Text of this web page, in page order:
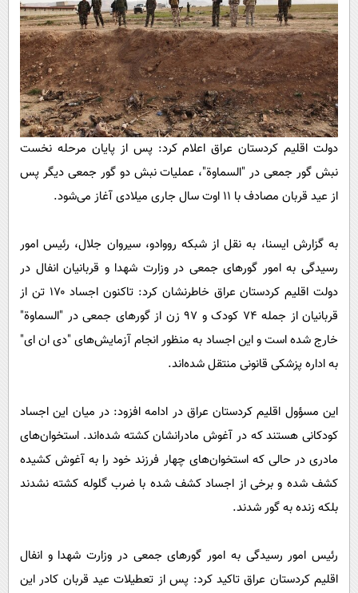
سرگرمی
فناوری
گوناگون
حوادث
محیط زیست
سلامت
اجتماعی
حیات وحش
سیاست خارجی
پیامک
روانشناسی
آشپزی
دانلود
دولت اقلیم کردستان عراق اعلام کرد: پس از پایان مرحله نخست
نبش گور جمعی در "السماوة"، عملیات نبش دو گور جمعی دیگر پس
از عید قربان مصادف با ۱۱ اوت سال جاری میلادی آغاز می‌شود.
به گزارش ایسنا، به نقل از شبکه رووادو، سیروان جلال، رئیس امور
رسیدگی به امور گور‌های جمعی در وزارت شهدا و قربانیان انفال در
دولت اقلیم کردستان عراق خاطرنشان کرد: تاکنون اجساد ۱۷۰ تن از
قربانیان از جمله ۷۴ کودک و ۹۷ زن از گور‌های جمعی در "السماوة"
خارج شده است و این اجساد به منظور انجام آزمایش‌های "دی ان ای"
به اداره پزشکی قانونی منتقل شده‌اند.
این مسؤول اقلیم کردستان عراق در ادامه افزود: در میان این اجساد
کودکانی هستند که در آغوش مادرانشان کشته شده‌اند. استخوان‌های
مادری در حالی که استخوان‌های چهار فرزند خود را به آغوش کشیده
کشف شده و برخی از اجساد کشف شده با ضرب گلوله کشته نشدند
بلکه زنده به گور شدند.
رئیس امور رسیدگی به امور گور‌های جمعی در وزارت شهدا و انفال
اقلیم کردستان عراق تاکید کرد: پس از تعطیلات عید قربان کادر این